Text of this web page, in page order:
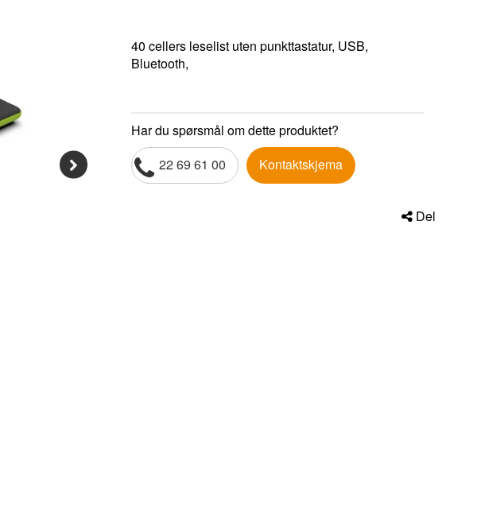
40 cellers leselist uten punkttastatur, USB,
Bluetooth,
Har du spørsmål om dette produktet?
22 69 61 00
Kontaktskjema
Del